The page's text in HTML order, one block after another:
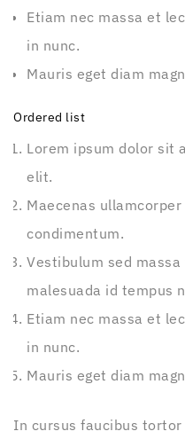
Etiam nec massa et
in nunc.
Mauris eget diam
Ordered list
Lorem ipsum dolor sit
elit.
Maecenas
condimentum.
Vestibulum sed
malesuada id tempus
Etiam nec massa et
in nunc.
Mauris eget diam
In cursus faucibus